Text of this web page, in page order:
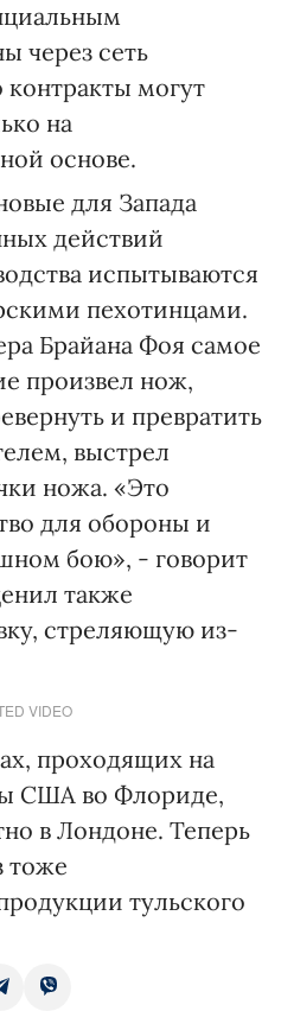
через сеть
могут
на
основе.
для Запада
действий
испытываются
пехотинцами.
Брайана Фоя самое
произвел нож,
и превратить
выстрел
ножа. «Это
для обороны и
бою», - говорит
также
стреляющую из-
VIDEO
проходящих на
США во Флориде,
в Лондоне. Теперь
тоже
тульского